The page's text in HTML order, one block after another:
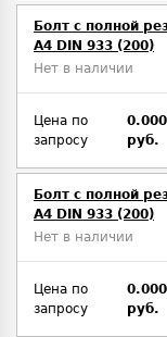
Болт с полной
A4 DIN 933 (200)
Нет в наличии
Цена по
запросу
руб.
Болт с полной
A4 DIN 933 (200)
Нет в наличии
Цена по
запросу
руб.